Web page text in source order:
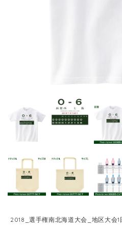
2018_選手権南北海道大会_地区大会